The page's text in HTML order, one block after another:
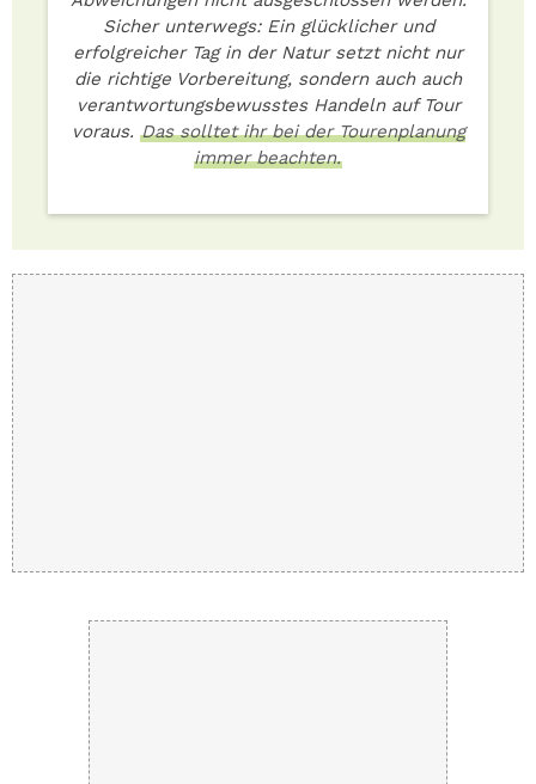
Sicher unterwegs: Ein glücklicher und
erfolgreicher Tag in der Natur setzt nicht nur
die richtige Vorbereitung, sondern auch auch
verantwortungsbewusstes Handeln auf Tour
voraus. Das solltet ihr bei der Tourenplanung
immer beachten.